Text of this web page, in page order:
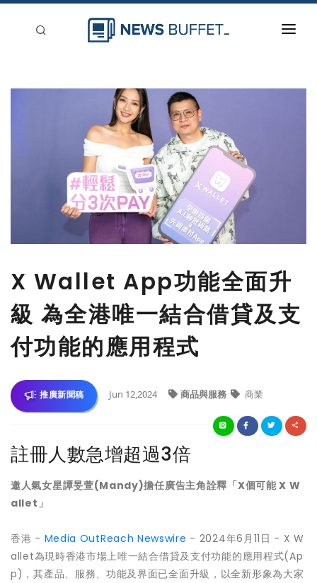
X Wallet App功能全面升
級 為全港唯一結合借貸及支
付功能的應用程式
推廣新聞稿 Jun 12,2024 商品與服務 商業
註冊人數急增超過3倍
邀人氣女星譚旻萱(Mandy)擔任廣告主角詮釋「X個可能 X W
allet」
香港 - Media OutReach Newswire - 2024年6月11日 - X W
allet為現時香港市場上唯一結合借貸及支付功能的應用程式(Ap
p)，其產品、服務、功能及界面已全面升級，以全新形象為大家